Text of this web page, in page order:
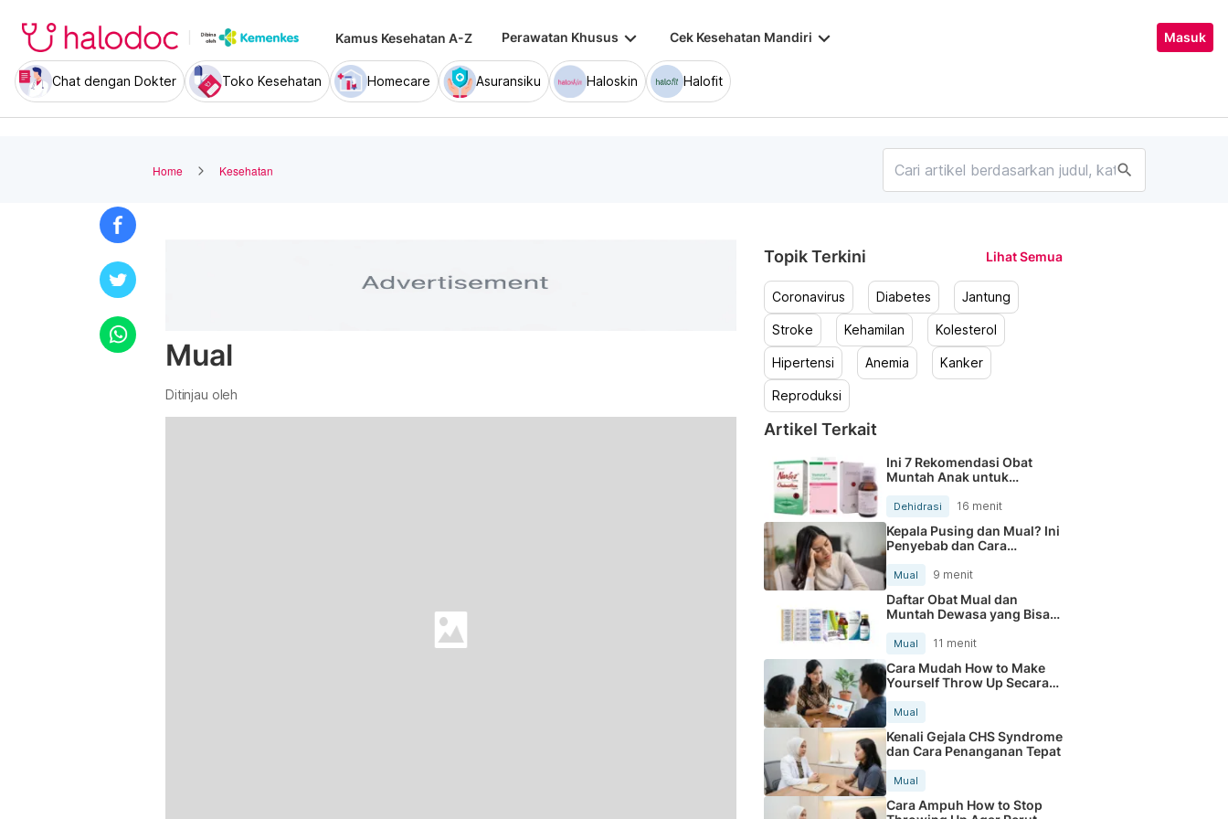
Kamus Kesehatan A-Z Perawatan Khusus keyboard_arrow_down Cek Kesehatan Mandiri keyboard_arrow_down Masuk
Chat dengan Dokter Toko Kesehatan Homecare Asuransiku Haloskin Halofit
Home Kesehatan search
Mual
Ditinjau oleh
Topik Terkini Lihat Semua
Coronavirus Diabetes Jantung
Stroke Kehamilan Kolesterol
Hipertensi Anemia Kanker
Reproduksi
Artikel Terkait
Ini 7 Rekomendasi Obat
Muntah Anak untuk
Dehidrasi
Dehidrasi 16 menit
Kepala Pusing dan Mual? Ini
Penyebab dan Cara
Mual 9 menit
Daftar Obat Mual dan
Muntah Dewasa yang Bisa
Mual 11 menit
Cara Mudah How to Make
Yourself Throw Up Secara
Aman
Mual
Kenali Gejala CHS Syndrome
dan Cara Penanganan Tepat
Mual
Cara Ampuh How to Stop